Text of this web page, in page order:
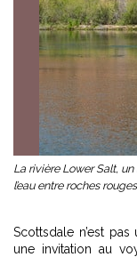
La rivière Lower Salt, un
l’eau entre roches
Scottsdale n’est
une invitation au